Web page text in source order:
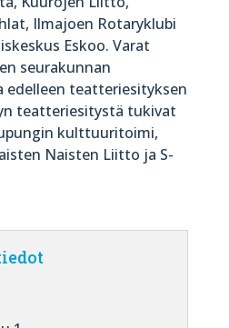
Ilmajoen Rotaryklubi
Eskoo. Varat
seurakunnan
teatteriesityksen
teatteriesitystä tukivat
kulttuuritoimi,
Naisten Liitto ja S-